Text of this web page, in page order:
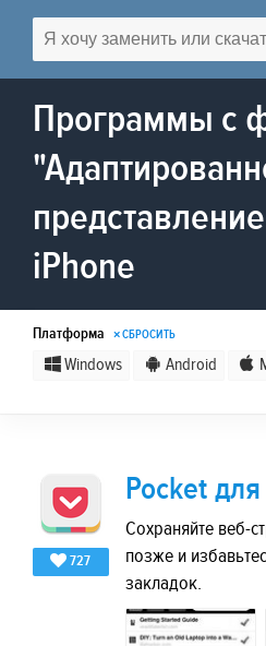
Программы с
iPhone
Платформа × СБРОСИТЬ
Windows Android
727
Pocket
Сохраняйте веб-
позже и
закладок.